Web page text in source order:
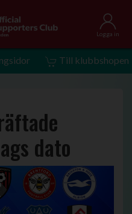
Logga in
Till klubbshopen
dato